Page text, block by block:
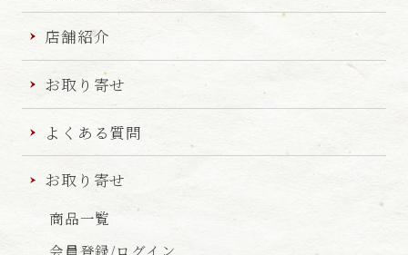
店舗紹介
お取り寄せ
よくある質問
お取り寄せ
商品一覧
会員登録/ログイン